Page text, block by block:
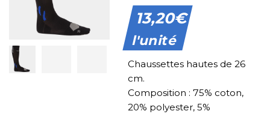
13,20€
l'unité
Chaussettes hautes de 26
cm.
Composition : 75% coton,
20% polyester, 5%